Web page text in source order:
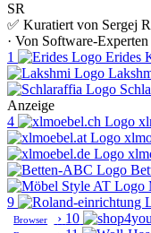
SR
✅ Kuratiert von Sergej
· Von Software-
1
Erides
Anzeige
4
9
Browser › 10